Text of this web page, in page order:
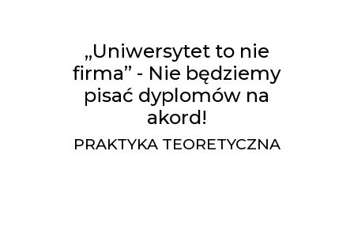
„Uniwersytet to nie
firma” - Nie będziemy
pisać dyplomów na
akord!
PRAKTYKA TEORETYCZNA